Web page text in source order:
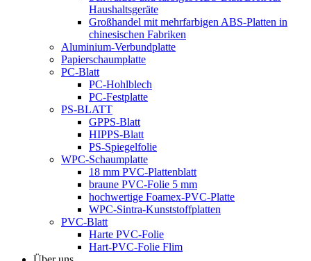
Haushaltsgeräte
Großhandel mit mehrfarbigen ABS-Platten in
chinesischen Fabriken
Aluminium-Verbundplatte
Papierschaumplatte
PC-Blatt
PC-Hohlblech
PC-Festplatte
PS-BLATT
GPPS-Blatt
HIPPS-Blatt
PS-Spiegelfolie
WPC-Schaumplatte
18 mm PVC-Plattenblatt
braune PVC-Folie 5 mm
hochwertige Foamex-PVC-Platte
WPC-Sintra-Kunststoffplatten
PVC-Blatt
Harte PVC-Folie
Hart-PVC-Folie Flim